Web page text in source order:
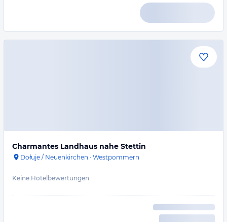
Charmantes Landhaus nahe Stettin
Dołuje / Neuenkirchen · Westpommern
Keine Hotelbewertungen